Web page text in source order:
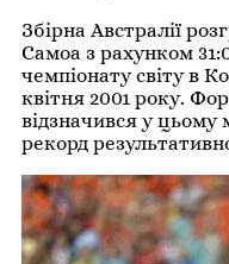
Збірна Австралії
Самоа з рахунком
чемпіонату світу в
квітня 2001 року.
відзначився у цьому
рекорд